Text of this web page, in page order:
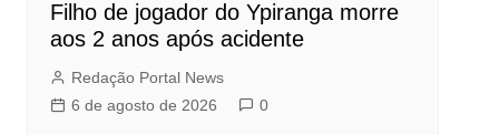
Filho de jogador do Ypiranga morre
aos 2 anos após acidente
Redação Portal News
6 de agosto de 2026
0